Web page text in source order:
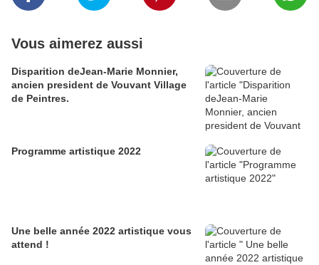
Vous aimerez aussi
Disparition deJean-Marie Monnier,
ancien president de Vouvant Village
de Peintres.
Programme artistique 2022
Une belle année 2022 artistique vous
attend !